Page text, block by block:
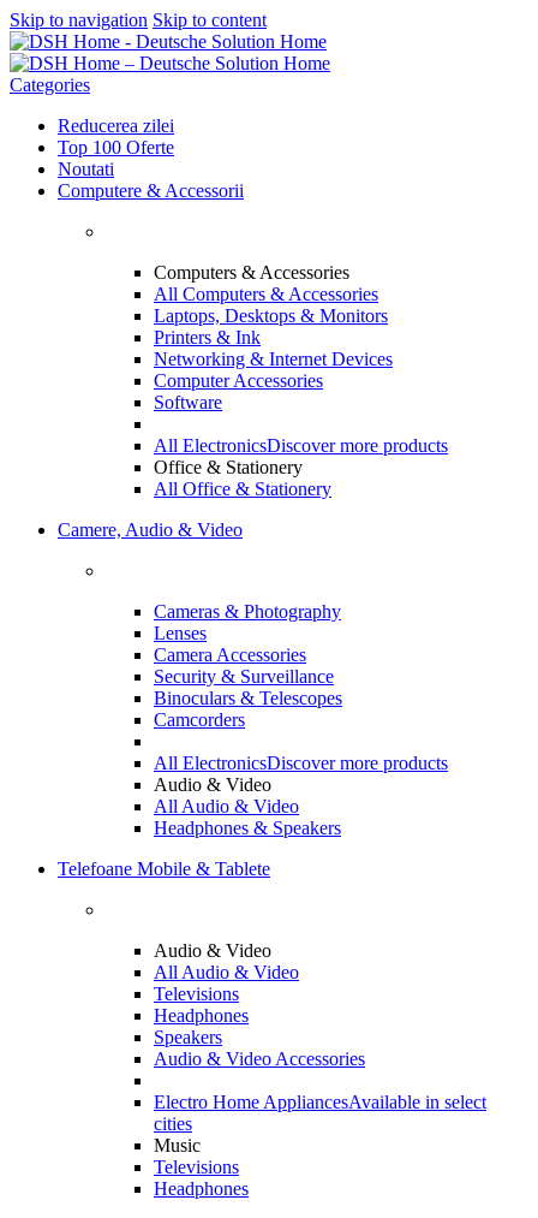
Skip to navigation Skip to content
Categories
Reducerea zilei
Top 100 Oferte
Noutati
Computere & Accessorii
Computers & Accessories
All Computers & Accessories
Laptops, Desktops & Monitors
Printers & Ink
Networking & Internet Devices
Computer Accessories
Software
All ElectronicsDiscover more products
Office & Stationery
All Office & Stationery
Camere, Audio & Video
Cameras & Photography
Lenses
Camera Accessories
Security & Surveillance
Binoculars & Telescopes
Camcorders
All ElectronicsDiscover more products
Audio & Video
All Audio & Video
Headphones & Speakers
Telefoane Mobile & Tablete
Audio & Video
All Audio & Video
Televisions
Headphones
Speakers
Audio & Video Accessories
Electro Home AppliancesAvailable in select
cities
Music
Televisions
Headphones